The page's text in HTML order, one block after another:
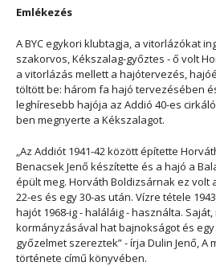
Emlékezés
A BYC egykori klubtagja, a vitorlázókat
szakorvos, Kékszalag-győztes - ő volt
a vitorlázás mellett a hajótervezés,
töltött be: három fa hajó tervezésében
leghíresebb hajója az Addió 40-es
ben megnyerte a Kékszalagot.
„Az Addiót 1941-42 között építette
Benacsek Jenő készítette és a hajó a
épült meg. Horváth Boldizsárnak ez volt
22-es és egy 30-as után. Vízre tétele
hajót 1968-ig - haláláig - használta.
kormányzásával hat bajnokságot és
győzelmet szereztek” - írja Dulin Jenő, A
története című könyvében.